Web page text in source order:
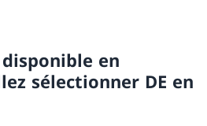
en
sélectionner DE en